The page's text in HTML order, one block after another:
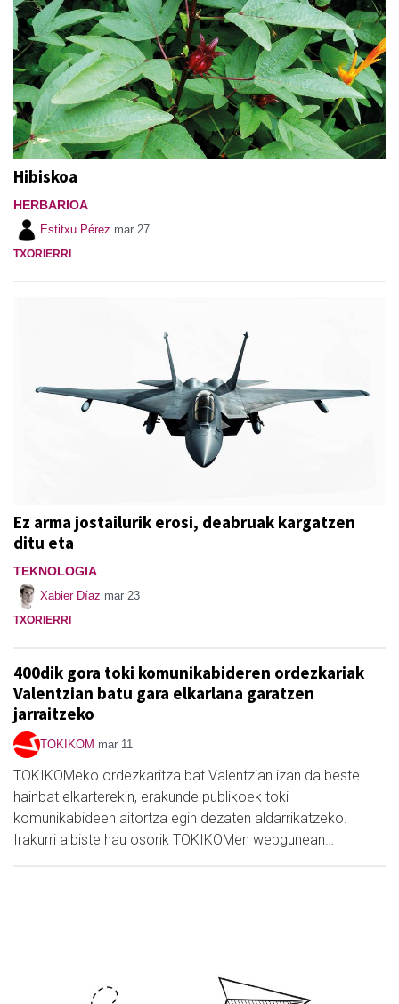
Hibiskoa
HERBARIOA
Estitxu Pérez mar 27
TXORIERRI
Ez arma jostailurik erosi, deabruak kargatzen
ditu eta
TEKNOLOGIA
Xabier Díaz mar 23
TXORIERRI
400dik gora toki komunikabideren ordezkariak
Valentzian batu gara elkarlana garatzen
jarraitzeko
TOKIKOM mar 11
TOKIKOMeko ordezkaritza bat Valentzian izan da beste
hainbat elkarterekin, erakunde publikoek toki
komunikabideen aitortza egin dezaten aldarrikatzeko.
Irakurri albiste hau osorik TOKIKOMen webgunean…